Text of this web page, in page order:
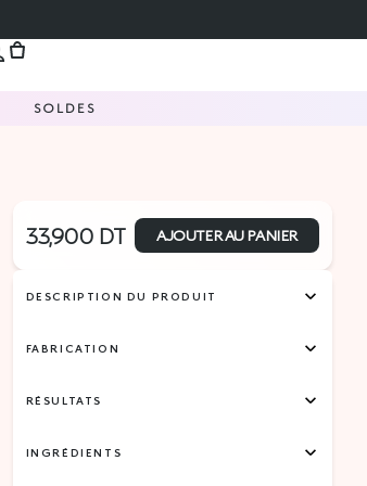
SOLDES
33,900 DT AJOUTER AU PANIER
DESCRIPTION DU PRODUIT
FABRICATION
RÉSULTATS
INGRÉDIENTS